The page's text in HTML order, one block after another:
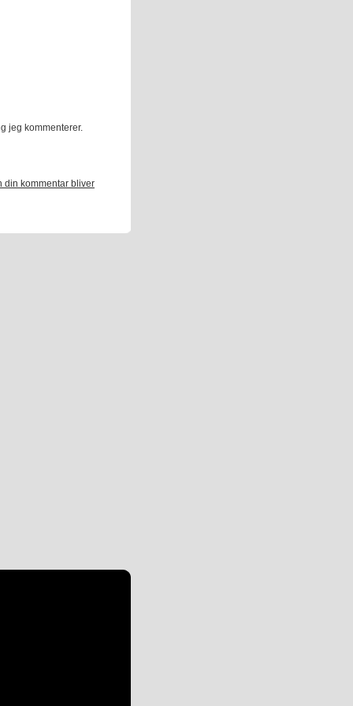
jeg kommenterer.
din kommentar bliver